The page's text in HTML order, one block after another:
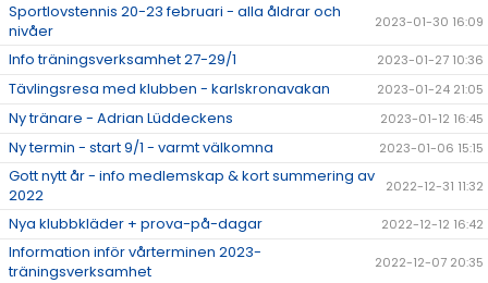
Sportlovstennis 20-23 februari - alla åldrar och
nivåer
2023-01-30 16:09
Info träningsverksamhet 27-29/1 2023-01-27 10:36
Tävlingsresa med klubben - karlskronavakan 2023-01-24 21:05
Ny tränare - Adrian Lüddeckens 2023-01-12 16:45
Ny termin - start 9/1 - varmt välkomna 2023-01-06 15:15
Gott nytt år - info medlemskap & kort summering av
2022
2022-12-31 11:32
Nya klubbkläder + prova-på-dagar 2022-12-12 16:42
Information inför vårterminen 2023-
träningsverksamhet
2022-12-07 20:35